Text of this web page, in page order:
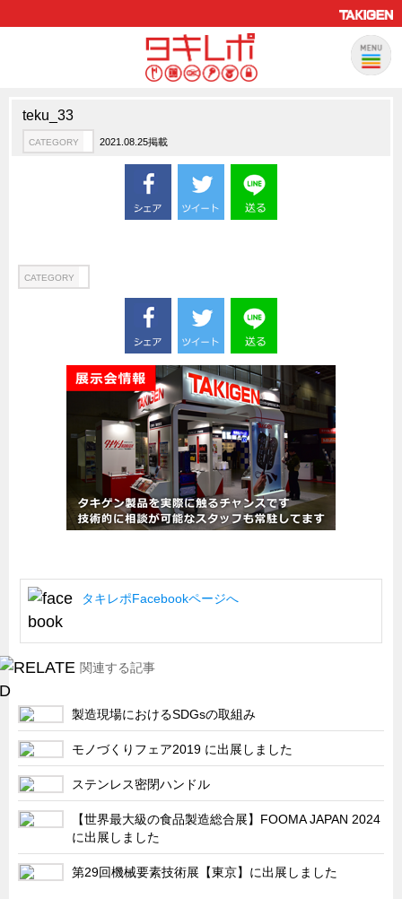
CATEGORY
新製品ロケットニュース
ハイセキュリティ錠前TAKシリーズ
CFRP（炭素繊維強化プラスチック）
ソリューション
船舶・港湾設備
試作・特注品の事例集
SDGs配慮・脱炭素
省力化製品
ロボット・自動化装置関連
EV・PHEV充電器関連
農業関連
半導体製造装置関連
共同溝・無電柱化関連
サーバーラック・エンクロジャー
特装車・バス・トラック関連
フリーザー・フードマシナリー関連
teku_33
CATEGORY 2021.08.25掲載
CATEGORY
タキレポFacebookページへ
関連する記事
製造現場におけるSDGsの取組み
モノづくりフェア2019 に出展しました
ステンレス密閉ハンドル
【世界最大級の食品製造総合展】FOOMA JAPAN 2024
に出展しました
第29回機械要素技術展【東京】に出展しました